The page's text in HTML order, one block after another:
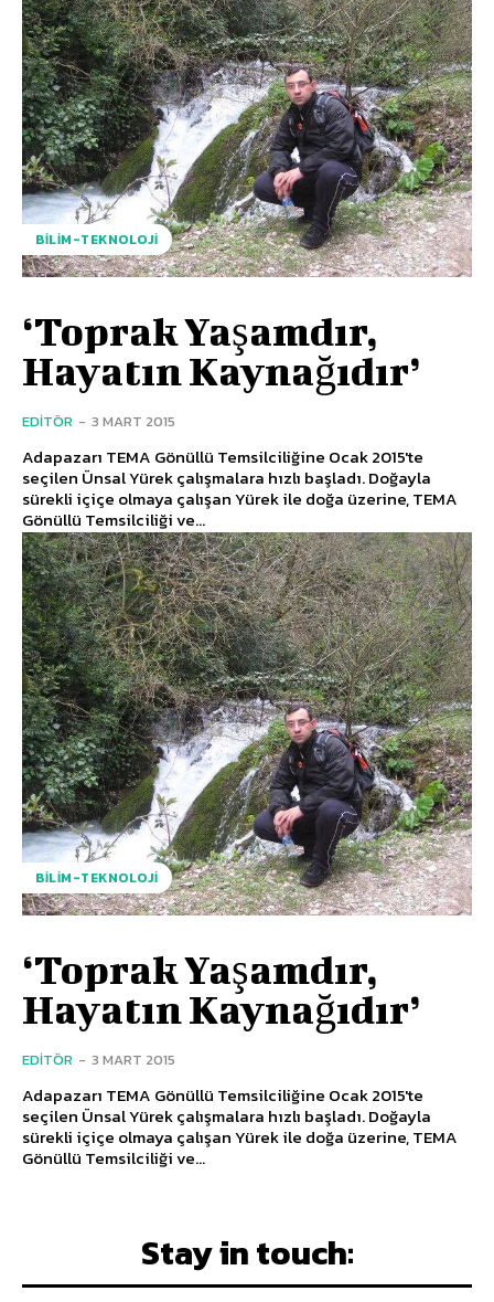
BILIM-TEKNOLOJI
‘Toprak Yaşamdır,
Hayatın Kaynağıdır’
EDITÖR - 3 MART 2015
Adapazarı TEMA Gönüllü Temsilciliğine Ocak 2015'te
seçilen Ünsal Yürek çalışmalara hızlı başladı. Doğayla
sürekli içiçe olmaya çalışan Yürek ile doğa üzerine, TEMA
Gönüllü Temsilciliği ve...
BILIM-TEKNOLOJI
‘Toprak Yaşamdır,
Hayatın Kaynağıdır’
EDITÖR - 3 MART 2015
Adapazarı TEMA Gönüllü Temsilciliğine Ocak 2015'te
seçilen Ünsal Yürek çalışmalara hızlı başladı. Doğayla
sürekli içiçe olmaya çalışan Yürek ile doğa üzerine, TEMA
Gönüllü Temsilciliği ve...
Stay in touch: